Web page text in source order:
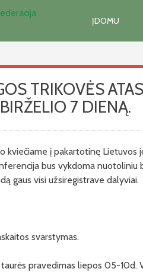
ĮDOMU
TRIKOVĖS
7 DIENĄ.
kviečiame į pakartotinę
bus vykdoma
gaus visi užsiregistrave dalyviai.
svarstymas.
pravedimas liepos 05-10d.